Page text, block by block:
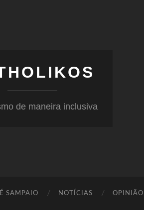
de maneira inclusiva
SAMPAIO NOTÍCIAS OPINIÃO